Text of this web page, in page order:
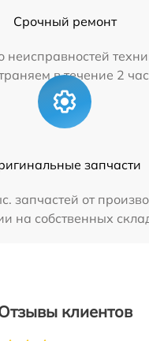
Срочный ремонт
неисправностей
в течение 2
запчасти
запчастей от
на собственных
клиентов